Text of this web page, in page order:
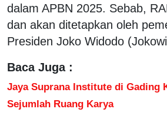
dalam APBN 2025. Sebab,
dan akan ditetapkan oleh
Presiden Joko Widodo
Baca Juga :
Jaya Suprana Institute di Gading
Sejumlah Ruang Karya